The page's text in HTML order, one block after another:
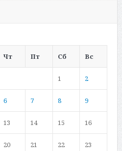
Чт Пт Сб Вс
1 2
6 7 8 9
13 14 15 16
20 21 22 23